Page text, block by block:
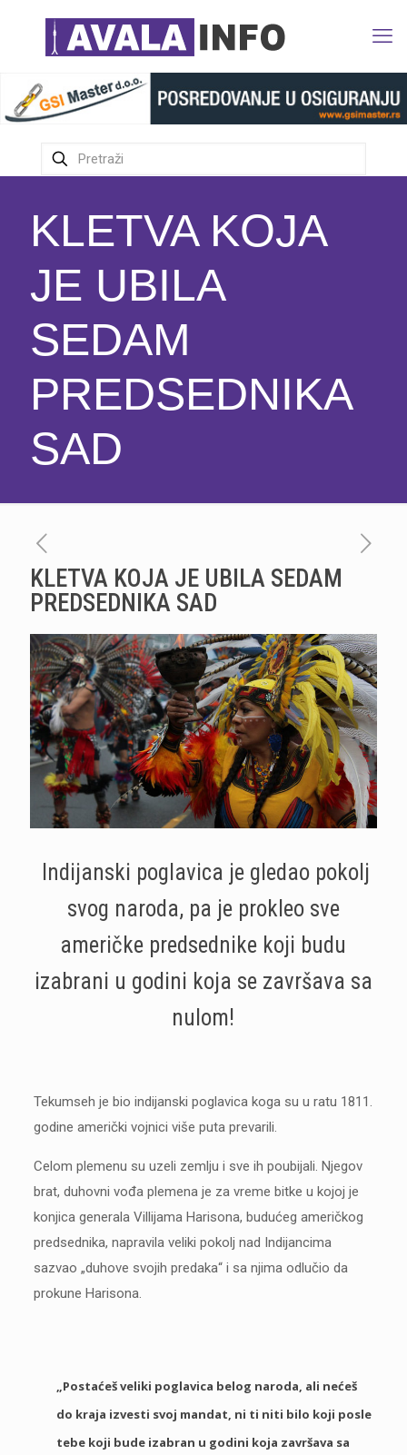
KLETVA KOJA
JE UBILA
SEDAM
PREDSEDNIKA
SAD
KLETVA KOJA JE UBILA SEDAM
PREDSEDNIKA SAD
Indijanski poglavica je gledao pokolj
svog naroda, pa je prokleo sve
američke predsednike koji budu
izabrani u godini koja se završava sa
nulom!
Tekumseh je bio indijanski poglavica koga su u ratu 1811.
godine američki vojnici više puta prevarili.
Celom plemenu su uzeli zemlju i sve ih poubijali. Njegov
brat, duhovni vođa plemena je za vreme bitke u kojoj je
konjica generala Villijama Harisona, budućeg američkog
predsednika, napravila veliki pokolj nad Indijancima
sazvao „duhove svojih predaka“ i sa njima odlučio da
prokune Harisona.
„Postaćeš veliki poglavica belog naroda, ali nećeš
do kraja izvesti svoj mandat, ni ti niti bilo koji posle
tebe koji bude izabran u godini koja završava sa